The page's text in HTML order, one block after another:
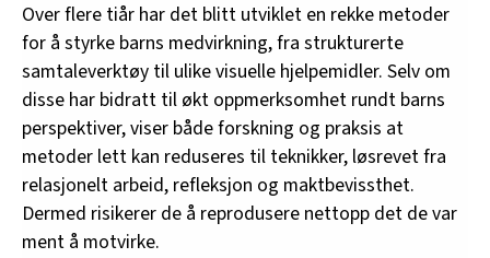
Over flere tiår har det blitt utviklet en rekke metoder
for å styrke barns medvirkning, fra strukturerte
samtaleverktøy til ulike visuelle hjelpemidler. Selv om
disse har bidratt til økt oppmerksomhet rundt barns
perspektiver, viser både forskning og praksis at
metoder lett kan reduseres til teknikker, løsrevet fra
relasjonelt arbeid, refleksjon og maktbevissthet.
Dermed risikerer de å reprodusere nettopp det de var
ment å motvirke.